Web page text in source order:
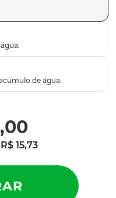
,00
R$ 15,73